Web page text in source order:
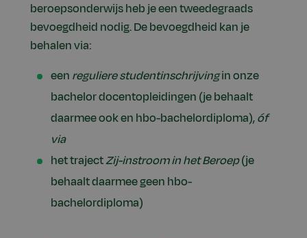
beroepsonderwijs heb je een tweedegraads
bevoegdheid nodig. De bevoegdheid kan je
behalen via:
een reguliere studentinschrijvingin onze
bachelor docentopleidingen (je behaalt
daarmee ook en hbo-bachelordiploma),óf
via
het trajectZij-instroom in het Beroep(je
behaalt daarmee geen hbo-
bachelordiploma)